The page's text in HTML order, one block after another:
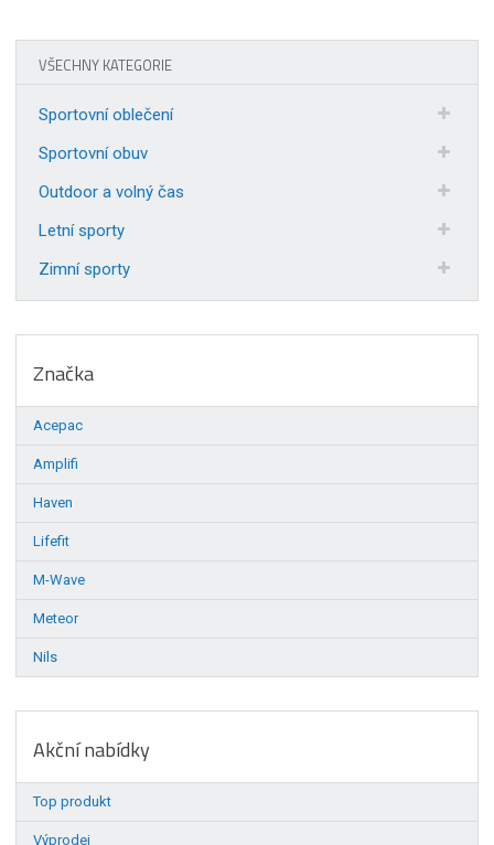
VŠECHNY KATEGORIE
Sportovní oblečení
Sportovní obuv
Outdoor a volný čas
Letní sporty
Zimní sporty
Značka
Acepac
Amplifi
Haven
Lifefit
M-Wave
Meteor
Nils
Akční nabídky
Top produkt
Výprodej